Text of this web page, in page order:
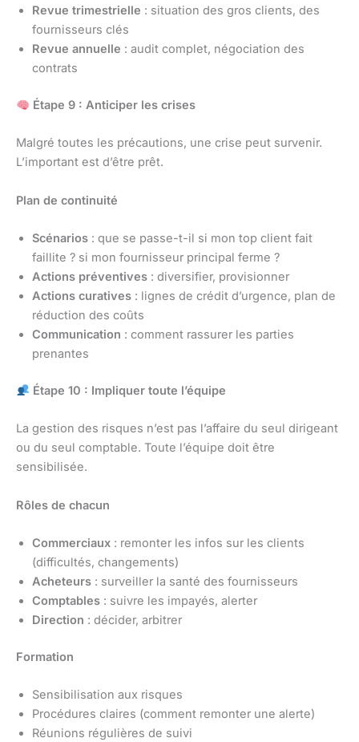
Revue trimestrielle : situation des gros clients, des
fournisseurs clés
Revue annuelle : audit complet, négociation des
contrats
Étape 9 : Anticiper les crises
Malgré toutes les précautions, une crise peut survenir.
L’important est d’être prêt.
Plan de continuité
Scénarios : que se passe-t-il si mon top client fait
faillite ? si mon fournisseur principal ferme ?
Actions préventives : diversifier, provisionner
Actions curatives : lignes de crédit d’urgence, plan de
réduction des coûts
Communication : comment rassurer les parties
prenantes
Étape 10 : Impliquer toute l’équipe
La gestion des risques n’est pas l’affaire du seul dirigeant
ou du seul comptable. Toute l’équipe doit être
sensibilisée.
Rôles de chacun
Commerciaux : remonter les infos sur les clients
(difficultés, changements)
Acheteurs : surveiller la santé des fournisseurs
Comptables : suivre les impayés, alerter
Direction : décider, arbitrer
Formation
Sensibilisation aux risques
Procédures claires (comment remonter une alerte)
Réunions régulières de suivi